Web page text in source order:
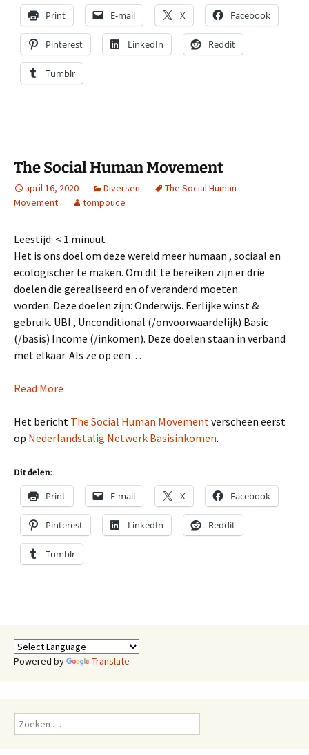
Print E-mail X Facebook
Pinterest LinkedIn Reddit
Tumblr
The Social Human Movement
april 16, 2020 Diversen
The Social Human
Movement
tompouce
Leestijd: < 1 minuut
Het is ons doel om deze wereld meer humaan , sociaal en
ecologischer te maken. Om dit te bereiken zijn er drie
doelen die gerealiseerd en of veranderd moeten
worden. Deze doelen zijn: Onderwijs. Eerlijke winst &
gebruik. UBI , Unconditional (/onvoorwaardelijk) Basic
(/basis) Income (/inkomen). Deze doelen staan in verband
met elkaar. Als ze op een…
Read More
Het bericht The Social Human Movementverscheen eerst
op Nederlandstalig Netwerk Basisinkomen.
Dit delen:
Print E-mail X Facebook
Pinterest LinkedIn Reddit
Tumblr
Powered by Translate
Zoeken
naar: